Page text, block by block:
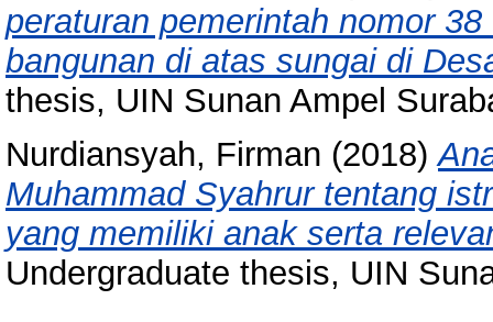
peraturan pemerintah nomor
bangunan di atas sungai di
thesis, UIN Sunan Ampel
Nurdiansyah, Firman (2018)
Muhammad Syahrur tentang
yang memiliki anak serta
Undergraduate thesis, UIN